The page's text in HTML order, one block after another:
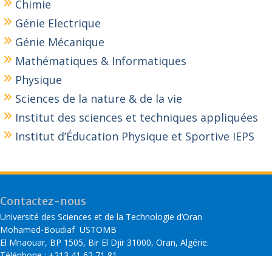
Chimie
Génie Electrique
Génie Mécanique
Mathématiques & Informatiques
Physique
Sciences de la nature & de la vie
Institut des sciences et techniques appliquées
Institut d’Éducation Physique et Sportive IEPS
Contactez-nous
Université des Sciences et de la Technologie d’Oran
Mohamed-Boudiaf USTOMB
El Mnaouar, BP 1505, Bir El Djir 31000, Oran, Algérie.